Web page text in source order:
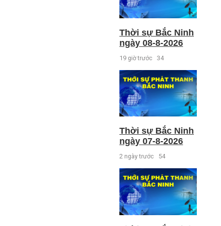
Thời sự Bắc Ninh
ngày 08-8-2026
19 giờ trước 34
Thời sự Bắc Ninh
ngày 07-8-2026
2 ngày trước 54